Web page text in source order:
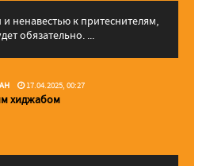
ненавестью к притеснителям,
обязательно. ...
17.04.2025, 00:27
хиджабом